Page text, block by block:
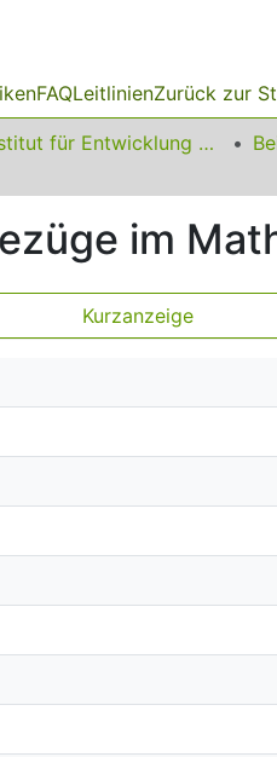
FAQLeitlinienZurück zur
Institut für Entwicklung und Erforschung des Mathematikunterrichts
im
Kurzanzeige